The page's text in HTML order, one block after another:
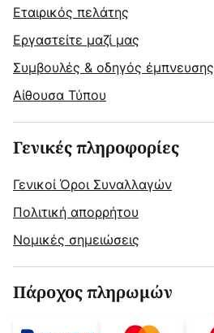
Εταιρικός πελάτης
Εργαστείτε μαζί μας
Συμβουλές & οδηγός έμπνευσης
Αίθουσα Τύπου
Γενικές πληροφορίες
Γενικοί Όροι Συναλλαγών
Πολιτική απορρήτου
Νομικές σημειώσεις
Πάροχος πληρωμών